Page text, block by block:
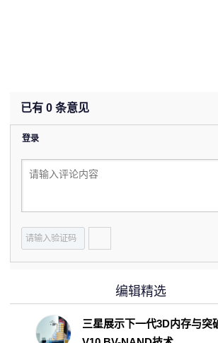
已有 0 条意见
登录
编辑精选
三星展示下一代3D内存与突